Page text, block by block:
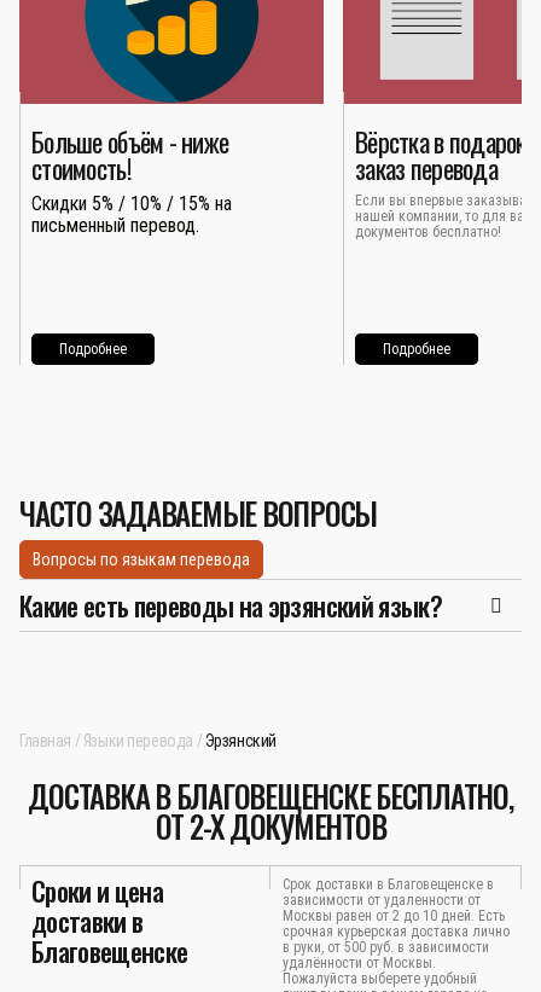
Больше объём - ниже
стоимость!
Скидки 5% / 10% / 15% на
письменный перевод.
Подробнее
Вёрстка в подарок
заказ перевода
Если вы впервые
нашей компании, то для вас
документов бесплатно!
Подробнее
ЧАСТО ЗАДАВАЕМЫЕ ВОПРОСЫ
Вопросы по языкам перевода
Какие есть переводы на эрзянский язык?
Главная Языки перевода Эрзянский
ДОСТАВКА В БЛАГОВЕЩЕНСКЕ БЕСПЛАТНО,
ОТ 2-Х ДОКУМЕНТОВ
Сроки и цена
доставки в
Благовещенске
Срок доставки в Благовещенске в
зависимости от удаленности от
Москвы равен от 2 до 10 дней. Есть
срочная курьерская доставка лично
в руки, от 500 руб. в зависимости
удалённости от Москвы.
Пожалуйста выберете удобный